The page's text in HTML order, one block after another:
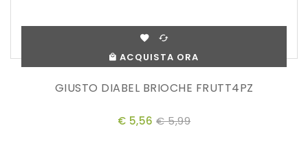
ACQUISTA ORA
GIUSTO DIABEL BRIOCHE FRUTT4PZ
€ 5,56 € 5,99